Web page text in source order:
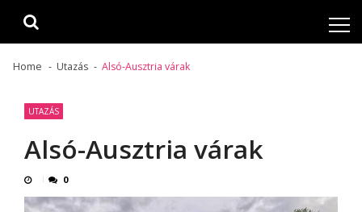
Home Utazás Alsó-Ausztria várak
UTAZÁS
Alsó-Ausztria várak
0